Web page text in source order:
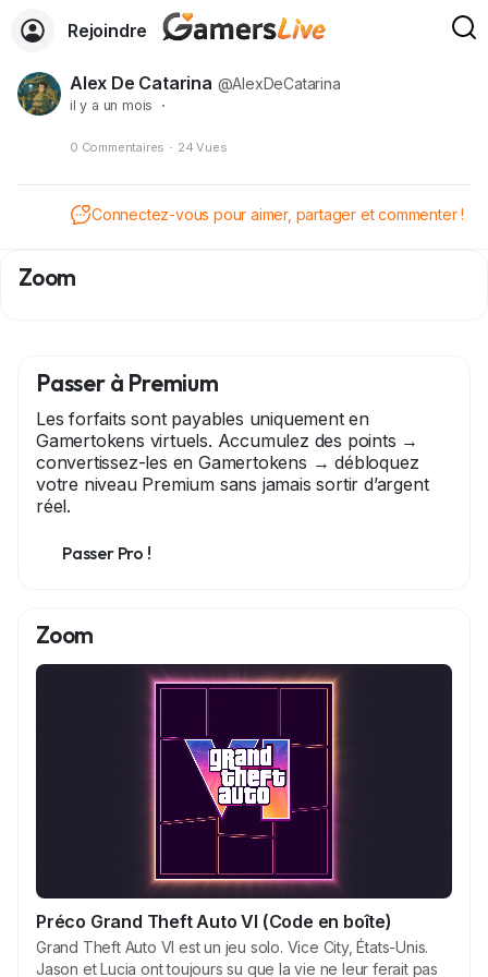
Rejoindre
Alex De Catarina @AlexDeCatarina
il y a un mois ·
0 Commentaires · 24 Vues
Connectez-vous pour aimer, partager et commenter !
Zoom
Passer à Premium
Les forfaits sont payables uniquement en
Gamertokens virtuels. Accumulez des points →
convertissez-les en Gamertokens → débloquez
votre niveau Premium sans jamais sortir d’argent
réel.
Passer Pro !
Zoom
Préco Grand Theft Auto VI (Code en boîte)
Grand Theft Auto VI est un jeu solo. Vice City, États-Unis.
Jason et Lucia ont toujours su que la vie ne leur ferait pas